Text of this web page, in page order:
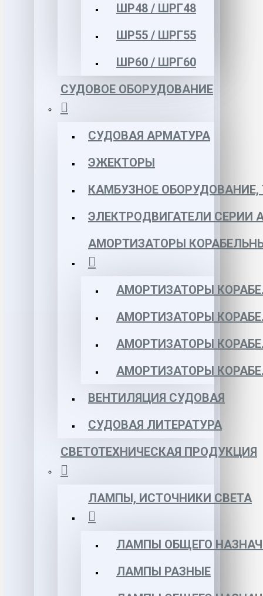
ШР48 / ШРГ48
ШР55 / ШРГ55
ШР60 / ШРГ60
СУДОВОЕ ОБОРУДОВАНИЕ
СУДОВАЯ АРМАТУРА
ЭЖЕКТОРЫ
КАМБУЗНОЕ
ЭЛЕКТРОДВИГАТЕЛИ СЕРИИ
АМОРТИЗАТОРЫ
АМОРТИЗАТОРЫ
АМОРТИЗАТОРЫ
АМОРТИЗАТОРЫ
АМОРТИЗАТОРЫ
ВЕНТИЛЯЦИЯ СУДОВАЯ
СУДОВАЯ ЛИТЕРАТУРА
СВЕТОТЕХНИЧЕСКАЯ ПРОДУКЦИЯ
ЛАМПЫ, ИСТОЧНИКИ СВЕТА
ЛАМПЫ ОБЩЕГО
ЛАМПЫ РАЗНЫЕ